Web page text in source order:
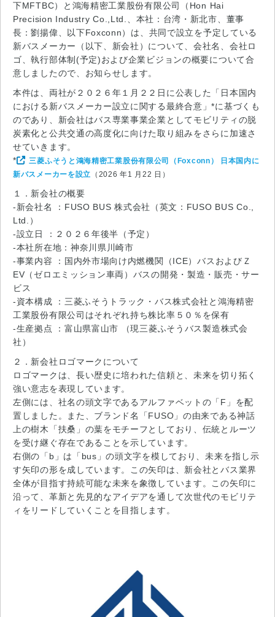
下MFTBC）と鴻海精密工業股份有限公司（Hon Hai
Precision Industry Co.,Ltd.、本社：台湾・新北市、董事
長：劉揚偉、以下Foxconn）は、共同で設立を予定している
新バスメーカー（以下、新会社）について、会社名、会社ロ
ゴ、執行部体制(予定)および企業ビジョンの概要について合
意しましたので、お知らせします。
本件は、両社が２０２６年１月２２日に公表した「日本国内
における新バスメーカー設立に関する最終合意」*に基づくも
のであり、新会社はバス専業事業企業としてモビリティの脱
炭素化と公共交通の高度化に向けた取り組みをさらに加速さ
せていきます。
*
三菱ふそうと鴻海精密工業股份有限公司（Foxconn） 日本国内に
新バスメーカーを設立 （2026 年1 月22 日）
１．新会社の概要
-新会社名 ：FUSO BUS 株式会社（英文：FUSO BUS Co.,
Ltd.）
-設立日 ：２０２６年後半（予定）
-本社所在地：神奈川県川崎市
-事業内容 ：国内外市場向け内燃機関（ICE）バスおよびＺ
EV（ゼロエミッション車両）バスの開発・製造・販売・サー
ビス
-資本構成 ：三菱ふそうトラック・バス株式会社と鴻海精密
工業股份有限公司はそれぞれ持ち株比率５０％を保有
-生産拠点 ：富山県富山市 （現三菱ふそうバス製造株式会
社）
２．新会社ロゴマークについて
ロゴマークは、長い歴史に培われた信頼と、未来を切り拓く
強い意志を表現しています。
左側には、社名の頭文字であるアルファベットの「F」を配
置しました。また、ブランド名「FUSO」の由来である神話
上の樹木「扶桑」の葉をモチーフとしており、伝統とルーツ
を受け継ぐ存在であることを示しています。
右側の「b」は「bus」の頭文字を模しており、未来を指し示
す矢印の形を成しています。この矢印は、新会社とバス業界
全体が目指す持続可能な未来を象徴しています。この矢印に
沿って、革新と先見的なアイデアを通して次世代のモビリテ
ィをリードしていくことを目指します。